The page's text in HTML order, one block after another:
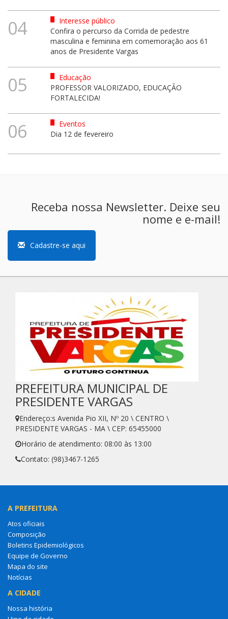
04
Interesse público
Confira o percurso da Corrida de pedestre
masculina e feminina em comemoração aos 61
anos de Presidente Vargas
05
Educação
PROFESSOR VALORIZADO, EDUCAÇÃO
FORTALECIDA!
06
Eventos
Dia 12 de fevereiro
Receba nossa Newsletter. Deixe seu
nome e e-mail!
Cadastre-se aqui
PREFEITURA MUNICIPAL DE
PRESIDENTE VARGAS
Endereço:s Avenida Pio XII, Nº 20 \ CENTRO \
PRESIDENTE VARGAS - MA \ CEP: 65455000
Horário de atendimento: 08:00 às 13:00
Contato: (98)3467-1265
A PREFEITURA
Atos oficiais
Composição
Boletins Epidemiológicos
Equipe de Governo
Mapa do site
Notícias
A CIDADE
Nossa história